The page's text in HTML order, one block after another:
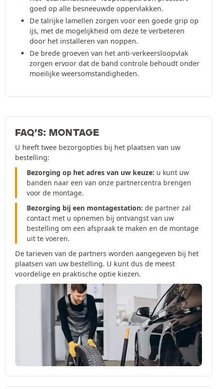
goed op alle besneeuwde oppervlakken.
De talrijke lamellen zorgen voor een goede grip op
ijs, met de mogelijkheid om deze te verbeteren
door het installeren van noppen.
De brede groeven van het anti-verkeersloopvlak
zorgen ervoor dat de band controle behoudt onder
moeilijke weersomstandigheden.
FAQ’S: MONTAGE
U heeft twee bezorgopties bij het plaatsen van uw
bestelling:
Bezorging op het adres van uw keuze: u kunt uw
banden naar een van onze partnercentra brengen
voor de montage.
Bezorging bij een montagestation: de partner zal
contact met u opnemen bij ontvangst van uw
bestelling om een afspraak te maken en de montage
uit te voeren.
De tarieven van de partners worden aangegeven bij het
plaatsen van uw bestelling. U kunt dus de meest
voordelige en praktische optie kiezen.